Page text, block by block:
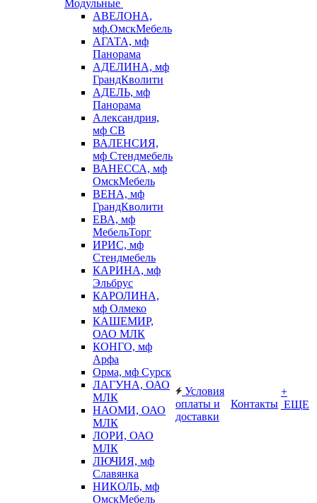
Модульные
АВЕЛОНА,
мф.ОмскМебель
АГАТА, мф
Панорама
АДЕЛИНА, мф
ГрандКволити
АДЕЛЬ, мф
Панорама
Александрия,
мф СВ
ВАЛЕНСИЯ,
мф Стендмебель
ВАНЕССА, мф
ОмскМебель
ВЕНА, мф
ГрандКволити
ЕВА, мф
МебельТорг
ИРИС, мф
Стендмебель
КАРИНА, мф
Эльбрус
КАРОЛИНА,
мф Олмеко
КАШЕМИР,
ОАО МЛК
КОНГО, мф
Арфа
Орма, мф Сурск
ЛАГУНА, ОАО
МЛК
НАОМИ, ОАО
МЛК
ЛОРИ, ОАО
МЛК
ЛЮЧИЯ, мф
Славянка
НИКОЛЬ, мф
ОмскМебель
Условия
оплаты и
доставки
Контакты
+
ЕЩЕ